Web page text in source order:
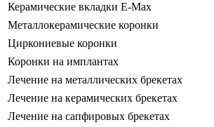
Керамические вкладки E-Max
Металлокерамические коронки
Циркониевые коронки
Коронки на имплантах
Лечение на металлических брекетах
Лечение на керамических брекетах
Лечение на сапфировых брекетах